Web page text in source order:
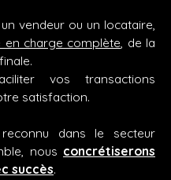
vendeur ou un locataire,
en charge complète, de la
vos transactions
satisfaction.
dans le secteur
nous concrétiserons
succès.